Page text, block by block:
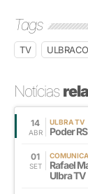
Tags
TV
Notícias
14
ABR
ULBRA TV
Poder
01
SET
Rafael
Ulbra TV